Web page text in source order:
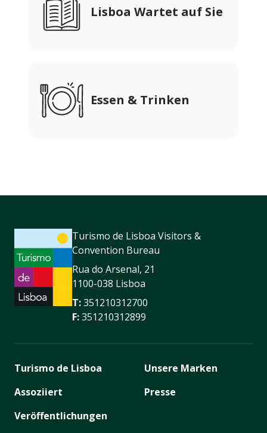
Lisboa Wartet auf Sie
Essen & Trinken
Turismo de Lisboa Visitors &
Convention Bureau
Rua do Arsenal, 21
1100-038 Lisboa
T:351210312700
F:351210312899
Turismo de Lisboa
Assoziiert
Veröffentlichungen
Unsere Marken
Presse